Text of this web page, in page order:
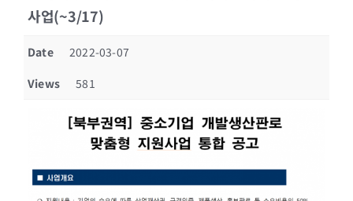
사업(~3/17)
Date
2022-03-07
Views
581